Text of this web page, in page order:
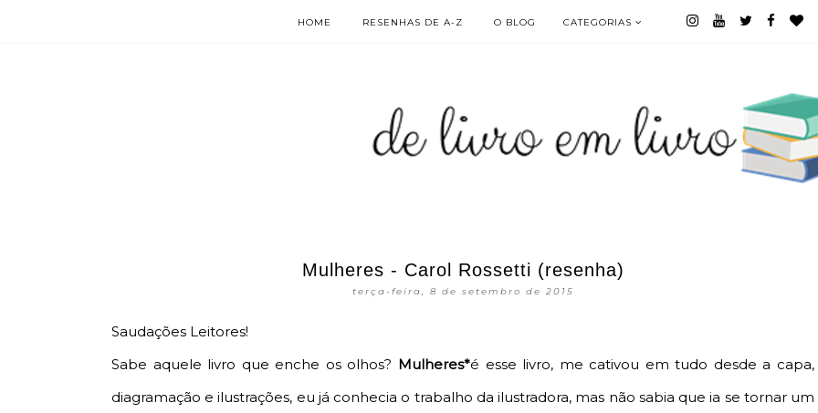
HOME RESENHAS DE A-Z O BLOG CATEGORIAS
Mulheres - Carol Rossetti (resenha)
terça-feira, 8 de setembro de 2015
Saudações Leitores!
Sabe aquele livro que enche os olhos? Mulheres*é esse livro, me cativou em tudo desde a capa,
diagramação e ilustrações, eu já conhecia o trabalho da ilustradora, mas não sabia que ia se tornar um